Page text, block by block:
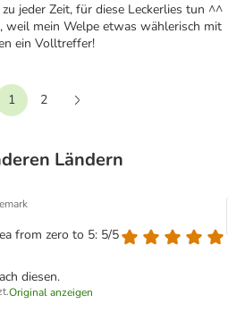
jeder Zeit, für diese Leckerlies tun ^^
weil mein Welpe etwas wählerisch mit
ein Volltreffer!
1
2
Ländern
from zero to 5: 5/5
diesen.
Original anzeigen